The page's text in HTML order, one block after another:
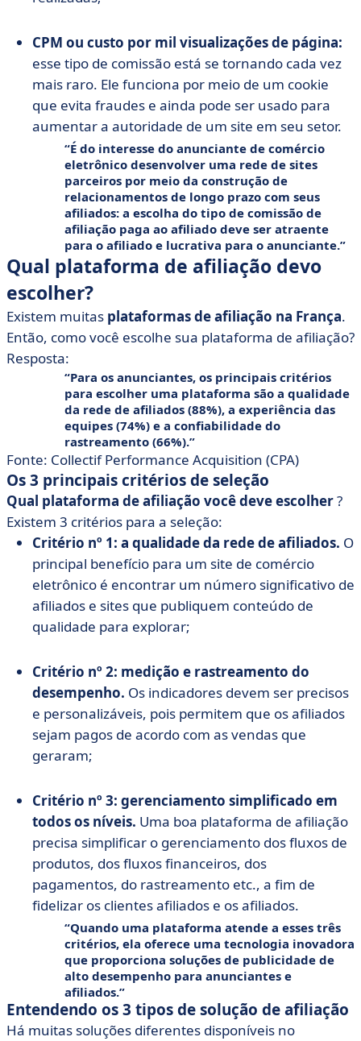
CPM ou custo por mil visualizações de página:
esse tipo de comissão está se tornando cada vez
mais raro. Ele funciona por meio de um cookie
que evita fraudes e ainda pode ser usado para
aumentar a autoridade de um site em seu setor.
É do interesse do anunciante de comércio
eletrônico desenvolver uma rede de sites
parceiros por meio da construção de
relacionamentos de longo prazo com seus
afiliados: a escolha do tipo de comissão de
afiliação paga ao afiliado deve ser atraente
para o afiliado e lucrativa para o anunciante.
Qual plataforma de afiliação devo
escolher?
Existem muitas plataformas de afiliação na França.
Então, como você escolhe sua plataforma de afiliação?
Resposta:
Para os anunciantes, os principais critérios
para escolher uma plataforma são a qualidade
da rede de afiliados (88%), a experiência das
equipes (74%) e a confiabilidade do
rastreamento (66%).
Fonte: Collectif Performance Acquisition (CPA)
Os 3 principais critérios de seleção
Qual plataforma de afiliação você deve escolher?
Existem 3 critérios para a seleção:
Critério nº 1: a qualidade da rede de afiliados. O
principal benefício para um site de comércio
eletrônico é encontrar um número significativo de
afiliados e sites que publiquem conteúdo de
qualidade para explorar;
Critério nº 2: medição e rastreamento do
desempenho. Os indicadores devem ser precisos
e personalizáveis, pois permitem que os afiliados
sejam pagos de acordo com as vendas que
geraram;
Critério nº 3: gerenciamento simplificado em
todos os níveis. Uma boa plataforma de afiliação
precisa simplificar o gerenciamento dos fluxos de
produtos, dos fluxos financeiros, dos
pagamentos, do rastreamento etc., a fim de
fidelizar os clientes afiliados e os afiliados.
Quando uma plataforma atende a esses três
critérios, ela oferece uma tecnologia inovadora
que proporciona soluções de publicidade de
alto desempenho para anunciantes e
afiliados.
Entendendo os 3 tipos de solução de afiliação
Há muitas soluções diferentes disponíveis no